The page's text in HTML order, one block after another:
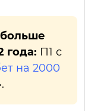
больше
года: П1 с
на 2000